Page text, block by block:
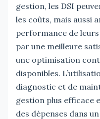
gestion, les DSI
les coûts, mais aussi
performance de
par une meilleure
une optimisation
disponibles.
diagnostic et de
gestion plus efficace
des dépenses dans